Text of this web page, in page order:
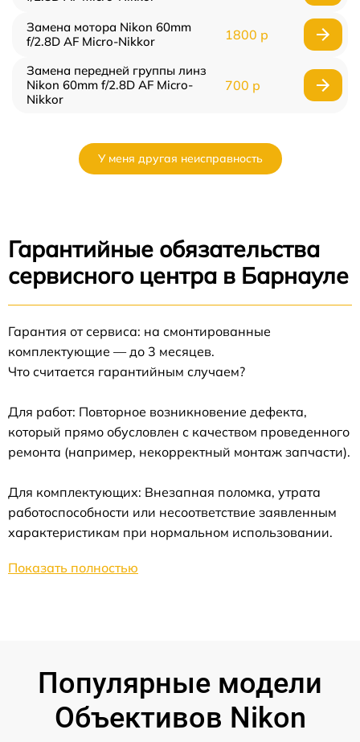
Замена мотора Nikon 60mm
f/2.8D AF Micro-Nikkor
1800 р
Замена передней группы линз
Nikon 60mm f/2.8D AF Micro-
Nikkor
700 р
У меня другая неисправность
Гарантийные обязательства
сервисного центра в Барнауле
Гарантия от сервиса: на смонтированные
комплектующие — до 3 месяцев.
Что считается гарантийным случаем?
Для работ: Повторное возникновение дефекта,
который прямо обусловлен с качеством проведенного
ремонта (например, некорректный монтаж запчасти).
Для комплектующих: Внезапная поломка, утрата
работоспособности или несоответствие заявленным
характеристикам при нормальном использовании.
Показать полностью
Популярные модели
Объективов Nikon